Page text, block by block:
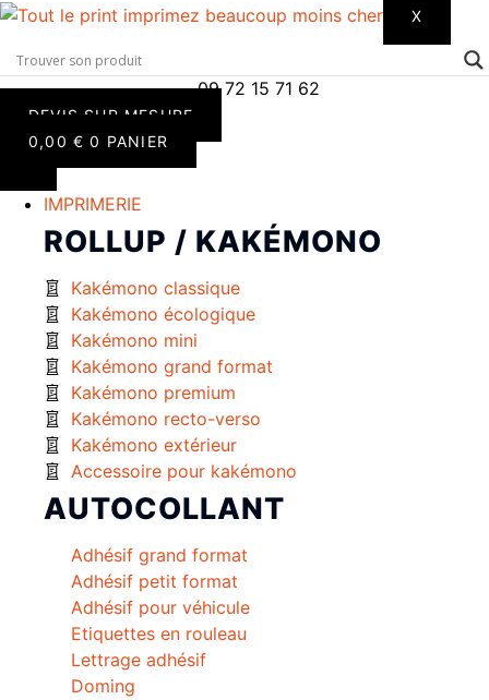
X
09 72 15 71 62
DEVIS SUR MESURE
0,00 € 0 PANIER
IMPRIMERIE
ROLLUP / KAKÉMONO
Kakémono classique
Kakémono écologique
Kakémono mini
Kakémono grand format
Kakémono premium
Kakémono recto-verso
Kakémono extérieur
Accessoire pour kakémono
AUTOCOLLANT
Adhésif grand format
Adhésif petit format
Adhésif pour véhicule
Etiquettes en rouleau
Lettrage adhésif
Doming